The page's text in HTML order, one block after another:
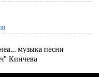
музыка песни
Кинчева